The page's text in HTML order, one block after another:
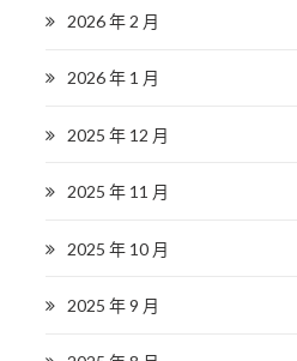
2026 年 2 月
2026 年 1 月
2025 年 12 月
2025 年 11 月
2025 年 10 月
2025 年 9 月